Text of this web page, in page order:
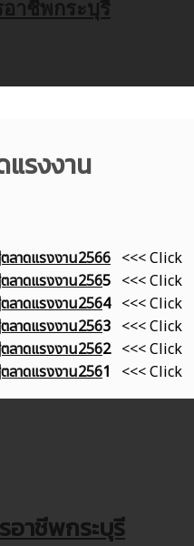
าชีพกระบุรี
รงงาน
ลาดแรงงาน2566 <<< Click
ลาดแรงงาน2565 <<< Click
ลาดแรงงาน2564<<< Click
ลาดแรงงาน2563 <<< Click
ลาดแรงงาน2562<<< Click
ลาดแรงงาน2561 <<< Click
อาชีพกระบุรี